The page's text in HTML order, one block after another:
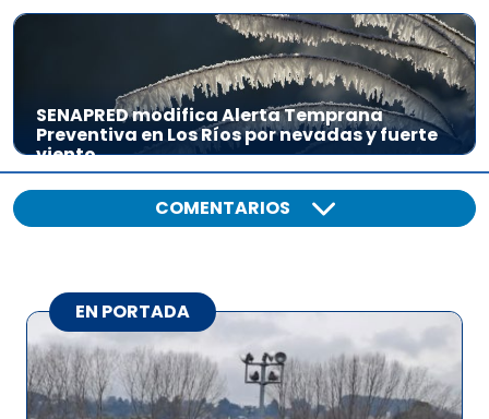
SENAPRED modifica Alerta Temprana
Preventiva en Los Ríos por nevadas y fuerte
viento
COMENTARIOS
EN PORTADA